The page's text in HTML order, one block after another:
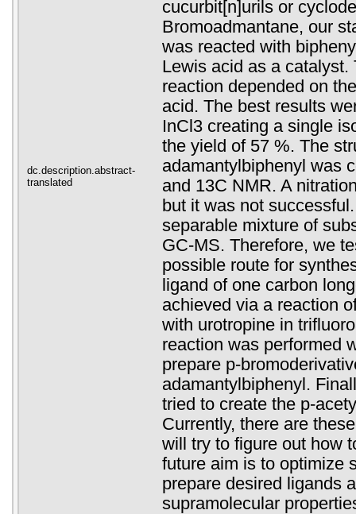
dc.description.abstract-
translated
cucurbit[n]urils or
Bromoadmantane, our
was reacted with
Lewis acid as a catalyst.
reaction depended on
acid. The best results
InCl3 creating a single
the yield of 57 %. The
adamantylbiphenyl was
and 13C NMR. A
but it was not
separable mixture of
GC-MS. Therefore, we
possible route for
ligand of one carbon
achieved via a reaction
with urotropine in
reaction was performed
prepare p-
adamantylbiphenyl.
tried to create the p-
Currently, there are
will try to figure out how
future aim is to optimize
prepare desired ligands
supramolecular